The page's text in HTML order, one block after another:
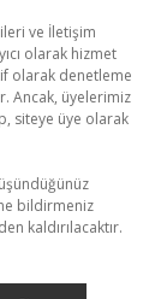
ve İletişim
olarak hizmet
olarak denetleme
Ancak, üyelerimiz
siteye üye olarak
bildirmeniz
kaldırılacaktır.